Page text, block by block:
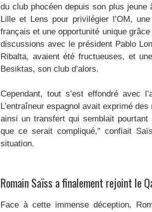
du club phocéen depuis son plus
Lille et Lens pour privilégier l’OM,
français et une opportunité unique
discussions avec le président Pablo
Ribalta, avaient été fructueuses, et
Besiktas, son club d’alors.
Cependant, tout s’est effondré avec
L’entraîneur espagnol avait exprimé
ainsi un transfert qui semblait
que ce serait compliqué," confiait
situation.
Romain Saïss a finalement rejoint le
Face à cette immense déception,